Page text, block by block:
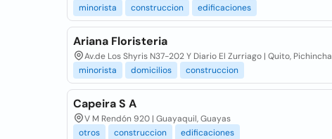
minorista
construccion edificaciones
Ariana Floristeria
Av.de Los Shyris N37-202 Y Diario El Zurriago | Quito, Pichincha
minorista
domicilios construccion
Capeira S A
V M Rendón 920 | Guayaquil, Guayas
otros
construccion edificaciones